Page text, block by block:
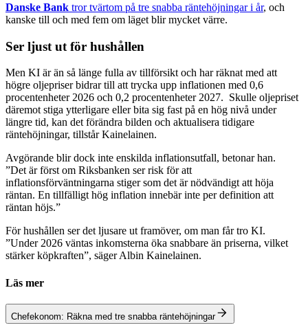
Danske Bank tror tvärtom på tre snabba räntehöjningar i år, och
kanske till och med fem om läget blir mycket värre.
Ser ljust ut för hushållen
Men KI är än så länge fulla av tillförsikt och har räknat med att
högre oljepriser bidrar till att trycka upp inflationen med 0,6
procentenheter 2026 och 0,2 procentenheter 2027. Skulle oljepriset
däremot stiga ytterligare eller bita sig fast på en hög nivå under
längre tid, kan det förändra bilden och aktualisera tidigare
räntehöjningar, tillstår Kainelainen.
Avgörande blir dock inte enskilda inflationsutfall, betonar han.
”Det är först om Riksbanken ser risk för att
inflationsförväntningarna stiger som det är nödvändigt att höja
räntan. En tillfälligt hög inflation innebär inte per definition att
räntan höjs.”
För hushållen ser det ljusare ut framöver, om man får tro KI.
”Under 2026 väntas inkomsterna öka snabbare än priserna, vilket
stärker köpkraften”, säger Albin Kainelainen.
Läs mer
Chefekonom: Räkna med tre snabba räntehöjningar